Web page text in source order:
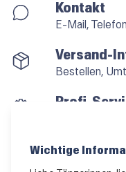
Kontakt
E-Mail, Telefon
Versand-
Bestellen,
Profi-
Wichtige